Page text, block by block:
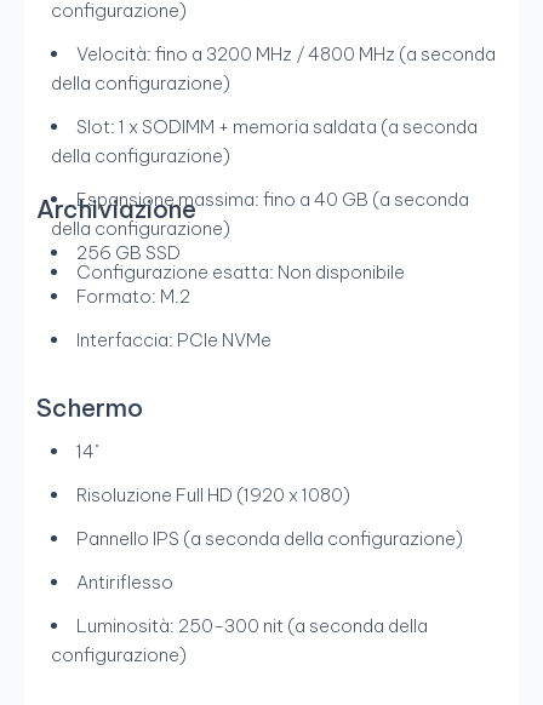
configurazione)
Velocità: fino a 3200 MHz / 4800 MHz (a seconda
della configurazione)
Slot: 1 x SODIMM + memoria saldata (a seconda
della configurazione)
Espansione massima: fino a 40 GB (a seconda
della configurazione)
Configurazione esatta: Non disponibile
Archiviazione
256 GB SSD
Formato: M.2
Interfaccia: PCIe NVMe
Schermo
14"
Risoluzione Full HD (1920 x 1080)
Pannello IPS (a seconda della configurazione)
Antiriflesso
Luminosità: 250-300 nit (a seconda della
configurazione)